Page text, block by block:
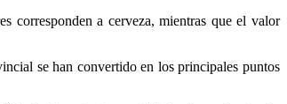
corresponden a cerveza, mientras que el valor
se han convertido en los principales puntos